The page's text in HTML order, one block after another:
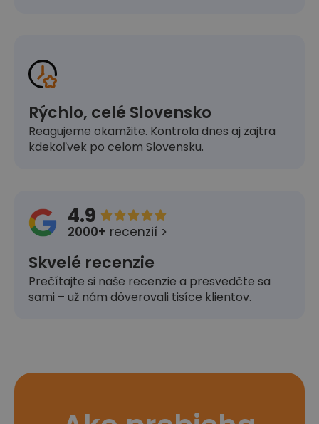
Rýchlo, celé Slovensko
Reagujeme okamžite. Kontrola dnes aj zajtra
kdekoľvek po celom Slovensku.
4.9 
2000+ recenzií >
Skvelé recenzie
Prečítajte si naše recenzie a presvedčte sa
sami – už nám dôverovali tisíce klientov.